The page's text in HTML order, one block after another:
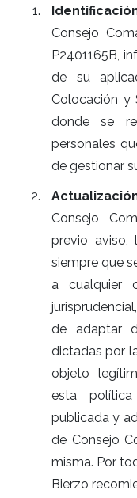
Consejo
P2401165B,
de su
Colocación y
donde se
personales
de gestionar
Consejo
previo aviso,
siempre que
a cualquier
de adaptar
dictadas por
objeto
esta
publicada y
de Consejo
misma. Por
Bierzo